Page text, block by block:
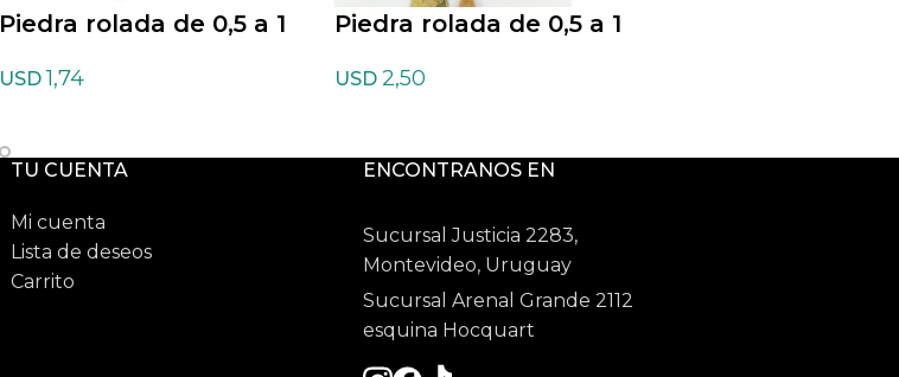
Piedra rolada de 0,5 a 1
USD 1,74
Piedra rolada de 0,5 a 1
USD 2,50
TU CUENTA
Mi cuenta
Lista de deseos
Carrito
ENCONTRANOS EN
Sucursal Justicia 2283,
Montevideo, Uruguay
Sucursal Arenal Grande 2112
esquina Hocquart